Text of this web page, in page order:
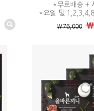
*무료배송 +
*요일 및
₩76,000